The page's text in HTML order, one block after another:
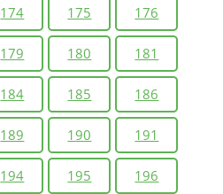
174 175 176
179 180 181
184 185 186
189 190 191
194 195 196